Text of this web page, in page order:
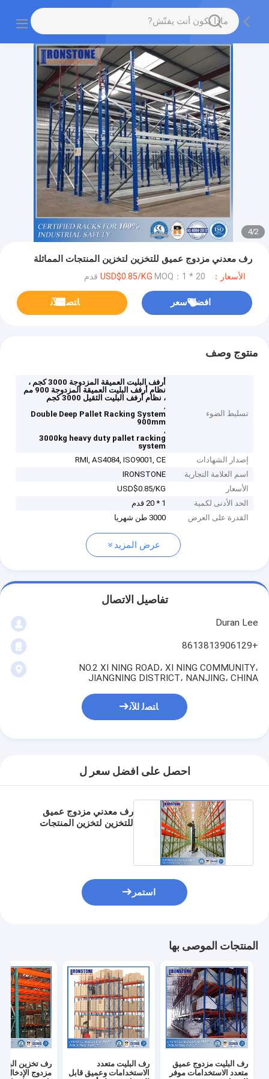
2
/
4
رف معدني مزدوج عميق للتخزين لتخزين المنتجات المماثلة
الأسعار：USD$0.85/KG MOQ：1 * 20 قدم
افضل سعر ﺎﺘﺼﻟ ﺍﻶﻧ
منتوج وصف
تسليط الضوء
أرفف البليت العميقة المزدوجة 3000 كجم ،
نظام أرفف البليت العميقة المزدوجة 900 مم
، نظام أرفف البليت الثقيل 3000 كجم
,
Double Deep Pallet Racking System
900mm
,
3000kg heavy duty pallet racking
system
إصدار الشهادات
RMI, AS4084, ISO9001, CE
اسم العلامة التجارية
IRONSTONE
الأسعار
USD$0.85/KG
الحد الأدنى لكمية
1 * 20 قدم
القدرة على العرض
3000 طن شهريا
عرض المزيد
تفاصيل الاتصال
Duran Lee
+8613813906129
NO.2 XI NING ROAD، XI NING COMMUNITY،
JIANGNING DISTRICT، NANJING، CHINA
ﺎﺘﺼﻟ ﺍﻶﻧ
احصل على افضل سعر ل
رف معدني مزدوج عميق
للتخزين لتخزين المنتجات
استمر
المنتجات الموصى بها
رف البليت مزدوج عميق
متعدد الاستخدامات موفر
رف البليت متعدد
الاستخدامات وعميق قابل
رف تخزين
مزدوج الإدخال